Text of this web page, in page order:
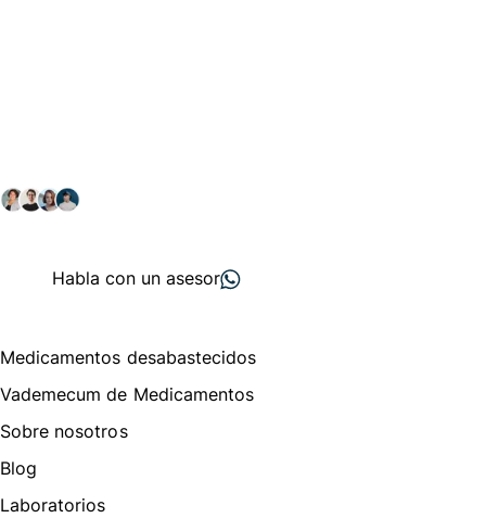
Habla con un asesor
Medicamentos desabastecidos
Vademecum de Medicamentos
Sobre nosotros
Blog
Laboratorios